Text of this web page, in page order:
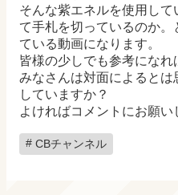
そんな紫エネルを使用して
て手札を切っているのか
ている動画になります。
皆様の少しでも参考になれ
みなさんは対面によると
していますか？
よければコメントにお願い
CBチャンネル